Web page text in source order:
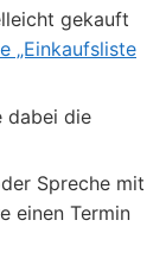
gekauft
„Einkaufsliste
dabei die
Spreche mit
einen Termin